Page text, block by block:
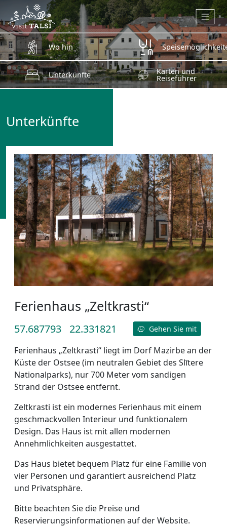
Zum Hauptinhalt springen
Wo hin
Unterkünfte Karten und
Reiseführer
Unterkünfte
Ferienhaus „Zeltkrasti“
57.687793 22.331821 Gehen Sie mit
Ferienhaus „Zeltkrasti“ liegt im Dorf Mazirbe an der
Küste der Ostsee (im neutralen Gebiet des Slītere
Nationalparks), nur 700 Meter vom sandigen
Strand der Ostsee entfernt.
Zeltkrasti ist ein modernes Ferienhaus mit einem
geschmackvollen Interieur und funktionalem
Design. Das Haus ist mit allen modernen
Annehmlichkeiten ausgestattet.
Das Haus bietet bequem Platz für eine Familie von
vier Personen und garantiert ausreichend Platz
und Privatsphäre.
Bitte beachten Sie die Preise und
Reservierungsinformationen auf der Website.